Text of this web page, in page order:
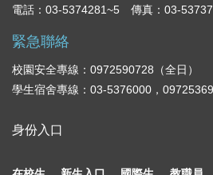
電話：03-5374281~5 傳真：03-
緊急聯絡
校園安全專線：0972590728（全日）
學生宿舍專線：03-5376000，
身份入口